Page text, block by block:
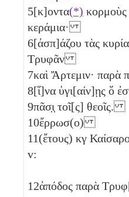
5[κ]οντα(*) κορμοὺς
κεράμια·
6[ἀσπ]άζου τὰς
Τρυφᾶν
7καὶ Ἄρτεμιν·
8[ἵ]να ὑγι[αίν]ῃς ὅ
9πᾶσ̣ι̣ τοῖ[ς] θεοῖς.
10ἔρρωσ(ο)
11(ἔτους) κγ
v:
12ἀπόδος παρὰ